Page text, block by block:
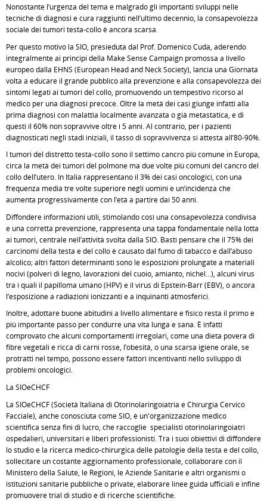
Nonostante l’urgenza del tema e malgrado gli importanti sviluppi nelle
tecniche di diagnosi e cura raggiunti nell’ultimo decennio, la consapevolezza
sociale dei tumori testa-collo è ancora scarsa.
Per questo motivo la SIO, presieduta dal Prof. Domenico Cuda, aderendo
integralmente ai principi della Make Sense Campaign promossa a livello
europeo dalla EHNS (European Head and Neck Society), lancia una Giornata
volta a educare il grande pubblico alla prevenzione e alla consapevolezza dei
sintomi legati ai tumori del collo, promuovendo un tempestivo ricorso al
medico per una diagnosi precoce. Oltre la metà dei casi giunge infatti alla
prima diagnosi con malattia localmente avanzata o già metastatica, e di
questi il 60% non sopravvive oltre i 5 anni. Al contrario, per i pazienti
diagnosticati negli stadi iniziali, il tasso di sopravvivenza si attesta all’80-90%.
I tumori del distretto testa-collo sono il settimo cancro più comune in Europa,
circa la metà dei tumori del polmone ma due volte più comuni del cancro del
collo dell’utero. In Italia rappresentano il 3% dei casi oncologici, con una
frequenza media tre volte superiore negli uomini e un’incidenza che
aumenta progressivamente con l’età a partire dai 50 anni.
Diffondere informazioni utili, stimolando così una consapevolezza condivisa
e una corretta prevenzione, rappresenta una tappa fondamentale nella lotta
ai tumori, centrale nell’attività svolta dalla SIO. Basti pensare che il 75% dei
carcinomi della testa e del collo è causato dal fumo di tabacco e dall’abuso
alcolico; altri fattori determinanti sono le esposizioni prolungate a materiali
nocivi (polveri di legno, lavorazioni del cuoio, amianto, nichel...), alcuni virus
tra i quali il papilloma umano (HPV) e il virus di Epstein-Barr (EBV), o ancora
l’esposizione a radiazioni ionizzanti e a inquinanti atmosferici.
Inoltre, adottare buone abitudini a livello alimentare e fisico resta il primo e
più importante passo per condurre una vita lunga e sana. È infatti
comprovato che alcuni comportamenti irregolari, come una dieta povera di
fibre vegetali e ricca di carni rosse, l’obesità, o una scarsa igiene orale, se
protratti nel tempo, possono essere fattori incentivanti nello sviluppo di
problemi oncologici.
La SIOeCHCF
La SIOeCHCF (Società Italiana di Otorinolaringoiatria e Chirurgia Cervico
Facciale), anche conosciuta come SIO, è un'organizzazione medico
scientifica senza fini di lucro, che raccoglie specialisti otorinolaringoiatri
ospedalieri, universitari e liberi professionisti. Tra i suoi obiettivi di diffondere
lo studio e la ricerca medico-chirurgica delle patologie della testa e del collo,
sollecitare un costante aggiornamento professionale, collaborare con il
Ministero della Salute, le Regioni, le Aziende Sanitarie e altri organismi o
istituzioni sanitarie pubbliche o private, elaborare linee guida ufficiali e infine
promuovere trial di studio e di ricerche scientifiche.